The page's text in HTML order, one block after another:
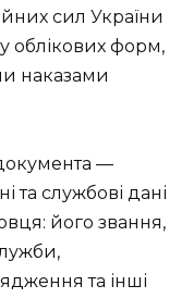
сил України
облікових форм,
наказами
—
та службові дані
його звання,
та інші